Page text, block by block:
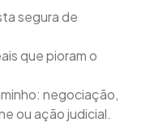
segura de
que pioram o
negociação,
ou ação judicial.